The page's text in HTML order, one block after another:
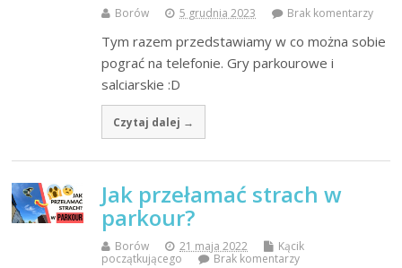
Borów 5 grudnia 2023 Brak komentarzy
Tym razem przedstawiamy w co można sobie
pograć na telefonie. Gry parkourowe i
salciarskie :D
Czytaj dalej →
Jak przełamać strach w
parkour?
Borów 21 maja 2022
Kącik
początkującego
Brak komentarzy